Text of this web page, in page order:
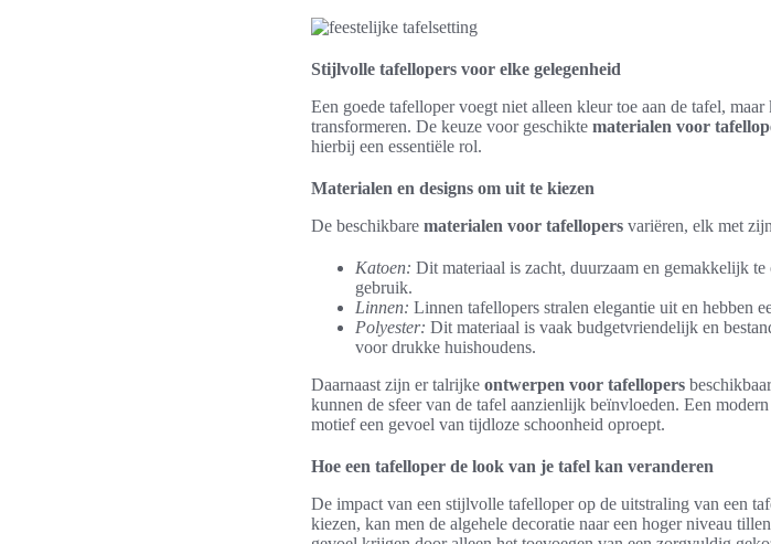
Stijlvolle tafellopers voor elke gelegenheid
Een goede tafelloper voegt niet alleen kleur toe aan de tafel,
transformeren. De keuze voor geschikte materialen voor
hierbij een essentiële rol.
Materialen en designs om uit te kiezen
De beschikbare materialen voor tafellopers variëren, elk met
Katoen: Dit materiaal is zacht, duurzaam en gemakkelijk
gebruik.
Linnen: Linnen tafellopers stralen elegantie uit en hebben
Polyester: Dit materiaal is vaak budgetvriendelijk en
voor drukke huishoudens.
Daarnaast zijn er talrijke ontwerpen voor tafellopers
kunnen de sfeer van de tafel aanzienlijk beïnvloeden. Een
motief een gevoel van tijdloze schoonheid oproept.
Hoe een tafelloper de look van je tafel kan veranderen
De impact van een stijlvolle tafelloper op de uitstraling van een
kiezen, kan men de algehele decoratie naar een hoger niveau